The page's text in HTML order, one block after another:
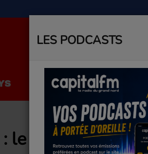
LA RADIO
le titre retiré au
LES PODCASTS